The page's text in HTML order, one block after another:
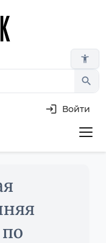
accessibility_new
search
Войти